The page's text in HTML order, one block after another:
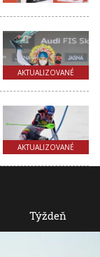
AKTUALIZOVANÉ
AKTUALIZOVANÉ
Týždeň